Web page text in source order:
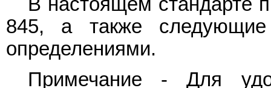
В настоящем стандарте
845, а также
определениями.
Примечание - Для